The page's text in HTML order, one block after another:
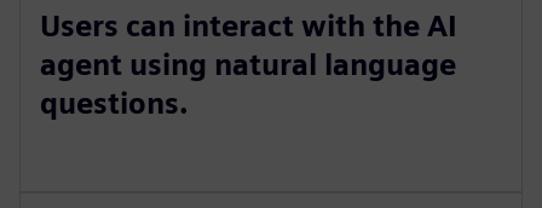
Users can interact with the AI
agent using natural language
questions.